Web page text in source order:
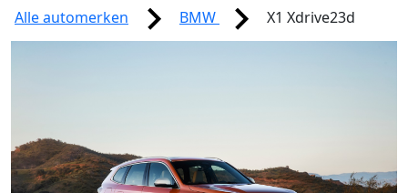
Alle automerken
BMW X1 Xdrive23d